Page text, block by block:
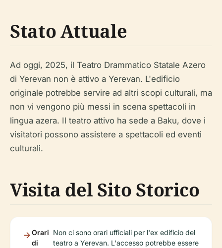
Stato Attuale
Ad oggi, 2025, il Teatro Drammatico Statale Azero
di Yerevan non è attivo a Yerevan. L'edificio
originale potrebbe servire ad altri scopi culturali, ma
non vi vengono più messi in scena spettacoli in
lingua azera. Il teatro attivo ha sede a Baku, dove i
visitatori possono assistere a spettacoli ed eventi
culturali.
Visita del Sito Storico
Orari
di
Non ci sono orari ufficiali per l'ex edificio del
teatro a Yerevan. L'accesso potrebbe essere